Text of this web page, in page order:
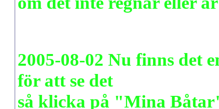
2005-08-02 Nu finns det
för att se det
så klicka på "Mina